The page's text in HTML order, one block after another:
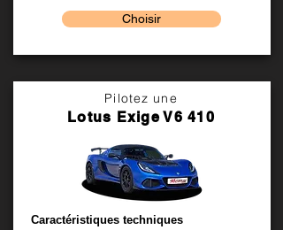
Choisir
Pilotez une
Lotus Exige V6 410
Caractéristiques techniques